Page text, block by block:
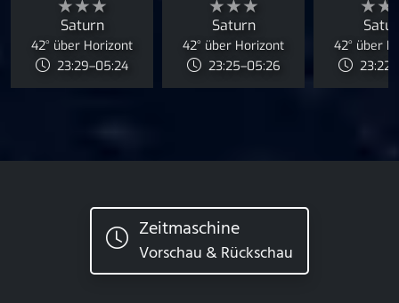
★★★
Saturn
42° über Horizont
23:29–05:24
★★★
Saturn
42° über Horizont
23:25–05:26
42° über
Zeitmaschine
Vorschau & Rückschau